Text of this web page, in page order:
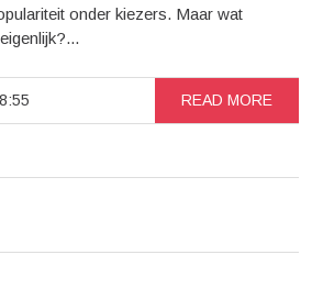
onder kiezers. Maar wat
READ MORE